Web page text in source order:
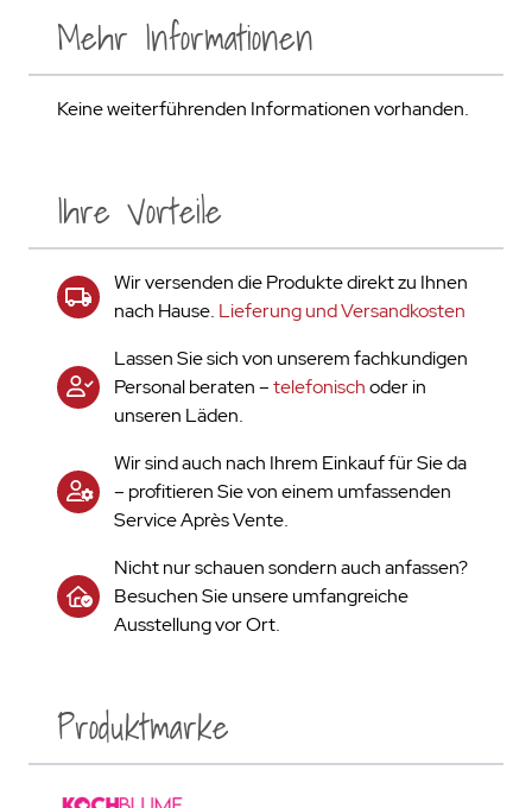
Ihre Vorteile
Wir versenden die Produkte direkt zu Ihnen
nach Hause. Lieferung und Versandkosten
Lassen Sie sich von unserem fachkundigen
Personal beraten –telefonischoder in
unseren Läden.
Wir sind auch nach Ihrem Einkauf für Sie da
– profitieren Sie von einem umfassenden
Service Après Vente.
Nicht nur schauen sondern auch anfassen?
Besuchen Sie unsere umfangreiche
Ausstellung vor Ort.
Mehr Informationen
Keine weiterführenden Informationen vorhanden.
Produktmarke